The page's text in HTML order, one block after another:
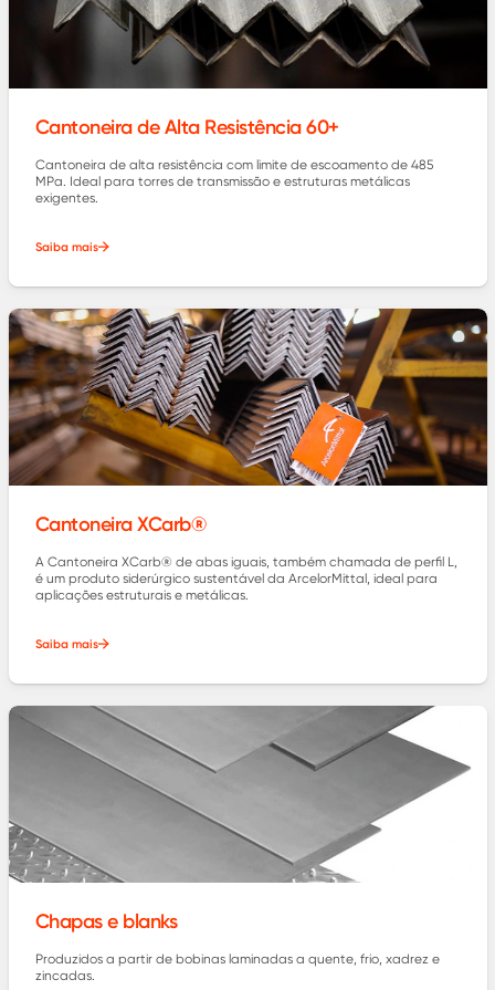
Cantoneira de Alta Resistência 60+
Cantoneira de alta resistência com limite de escoamento de 485
MPa. Ideal para torres de transmissão e estruturas metálicas
exigentes.
Saiba mais
Cantoneira XCarb®
A Cantoneira XCarb® de abas iguais, também chamada de perfil L,
é um produto siderúrgico sustentável da ArcelorMittal, ideal para
aplicações estruturais e metálicas.
Saiba mais
Chapas e blanks
Produzidos a partir de bobinas laminadas a quente, frio, xadrez e
zincadas.